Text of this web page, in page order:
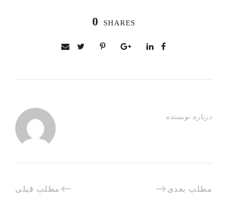
0 SHARES
درباره نویسنده
مطلب قبلی مطلب بعدی